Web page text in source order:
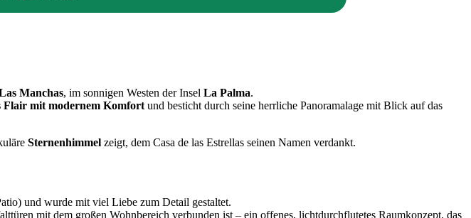
Manchas, im sonnigen Westen der Insel La Palma.
Flair mit modernem Komfort und besticht durch seine herrliche Panoramalage mit Blick auf das
Sternenhimmel zeigt, dem Casa de las Estrellas seinen Namen verdankt.
und wurde mit viel Liebe zum Detail gestaltet.
mit dem großen Wohnbereich verbunden ist – ein offenes, lichtdurchflutetes Raumkonzept, das